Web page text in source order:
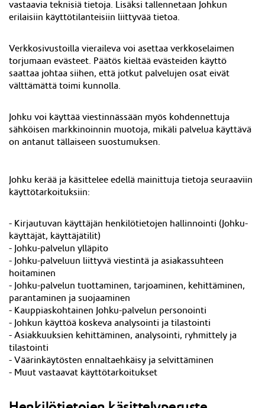
vastaavia teknisiä tietoja. Lisäksi tallennetaan Johkun
erilaisiin käyttötilanteisiin liittyvää tietoa.
Verkkosivustoilla vieraileva voi asettaa verkkoselaimen
torjumaan evästeet. Päätös kieltää evästeiden käyttö
saattaa johtaa siihen, että jotkut palvelujen osat eivät
välttämättä toimi kunnolla.
Johku voi käyttää viestinnässään myös kohdennettuja
sähköisen markkinoinnin muotoja, mikäli palvelua käyttävä
on antanut tällaiseen suostumuksen.
Johku kerää ja käsittelee edellä mainittuja tietoja seuraaviin
käyttötarkoituksiin:
- Kirjautuvan käyttäjän henkilötietojen hallinnointi (Johku-
käyttäjät, käyttäjätilit)
- Johku-palvelun ylläpito
- Johku-palveluun liittyvä viestintä ja asiakassuhteen
hoitaminen
- Johku-palvelun tuottaminen, tarjoaminen, kehittäminen,
parantaminen ja suojaaminen
- Kauppiaskohtainen Johku-palvelun personointi
- Johkun käyttöä koskeva analysointi ja tilastointi
- Asiakkuuksien kehittäminen, analysointi, ryhmittely ja
tilastointi
- Väärinkäytösten ennaltaehkäisy ja selvittäminen
- Muut vastaavat käyttötarkoitukset